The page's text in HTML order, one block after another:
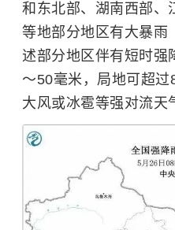
和东北部、湖南西部、
等地部分地区有大暴雨
述部分地区伴有短时强
～50毫米，局地可超
大风或冰雹等强对流天